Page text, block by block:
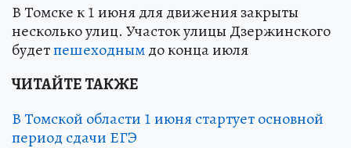
В Томске к 1 июня для движения закрыты
несколько улиц. Участок улицы Дзержинского
будетпешеходнымдо конца июля
ЧИТАЙТЕ ТАКЖЕ
В Томской области 1 июня стартует основной
период сдачи ЕГЭ